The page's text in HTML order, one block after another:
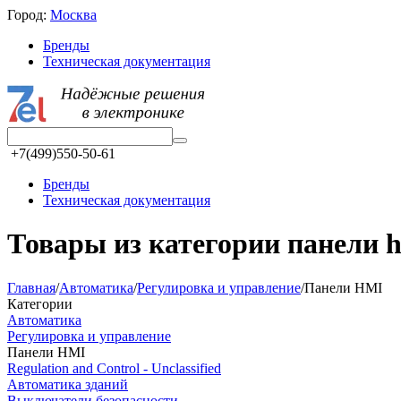
Город: Москва
Бренды
Техническая документация
+7(499)550-50-61
Бренды
Техническая документация
Товары из категории панели
Главная/Автоматика/Регулировка и управление/Панели HMI
Категории
Автоматика
Регулировка и управление
Панели HMI
Regulation and Control - Unclassified
Автоматика зданий